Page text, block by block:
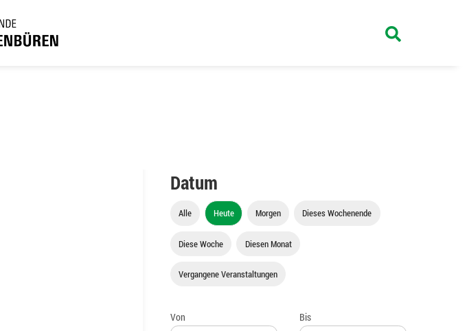
Datum
Alle Heute Morgen Dieses Wochenende
Diese Woche Diesen Monat
Vergangene Veranstaltungen
Von Bis